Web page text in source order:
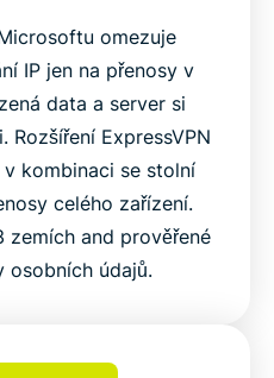
Microsoft Edge hned
ExpressVPN uvnitř
omezuje
IP jen na přenosy v
data a server si
Rozšíření ExpressVPN
kombinaci se stolní
celého zařízení.
zemích and prověřené
osobních údajů.